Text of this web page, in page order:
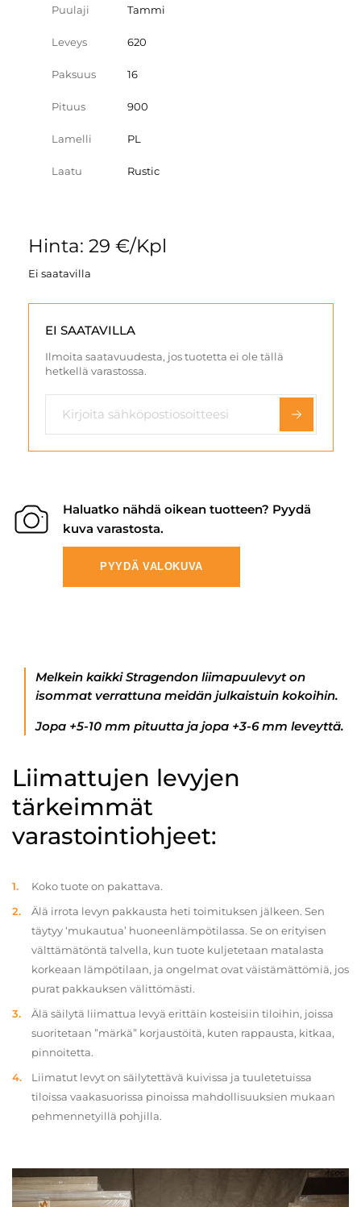
Puulaji Tammi
Leveys 620
Paksuus 16
Pituus 900
Lamelli PL
Laatu Rustic
Hinta: 29 €/Kpl
Ei saatavilla
EI SAATAVILLA
Ilmoita saatavuudesta, jos tuotetta ei ole tällä
hetkellä varastossa.
Haluatko nähdä oikean tuotteen? Pyydä
kuva varastosta.
PYYDÄ VALOKUVA
Melkein kaikki Stragendon liimapuulevyt on
isommat verrattuna meidän julkaistuin kokoihin.
Jopa +5-10 mm pituutta ja jopa +3-6 mm leveyttä.
Liimattujen levyjen
tärkeimmät
varastointiohjeet:
Koko tuote on pakattava.
Älä irrota levyn pakkausta heti toimituksen jälkeen. Sen
täytyy ‘mukautua’ huoneenlämpötilassa. Se on erityisen
välttämätöntä talvella, kun tuote kuljetetaan matalasta
korkeaan lämpötilaan, ja ongelmat ovat väistämättömiä, jos
purat pakkauksen välittömästi.
Älä säilytä liimattua levyä erittäin kosteisiin tiloihin, joissa
suoritetaan ”märkä” korjaustöitä, kuten rappausta, kitkaa,
pinnoitetta.
Liimatut levyt on säilytettävä kuivissa ja tuuletetuissa
tiloissa vaakasuorissa pinoissa mahdollisuuksien mukaan
pehmennetyillä pohjilla.